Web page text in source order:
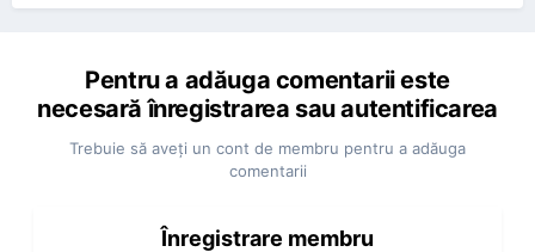
Pentru a adăuga comentarii este
necesară înregistrarea sau autentificarea
Trebuie să aveţi un cont de membru pentru a adăuga
comentarii
Înregistrare membru